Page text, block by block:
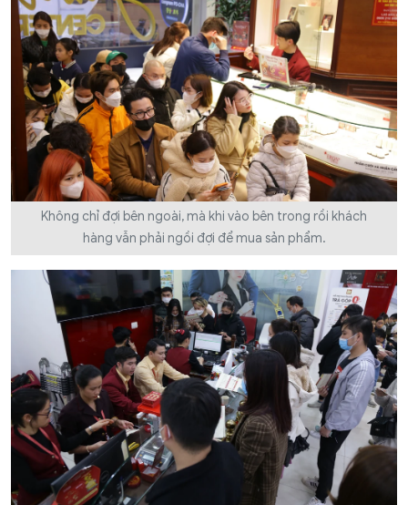
Không chỉ đợi bên ngoài, mà khi vào bên trong rồi khách
hàng vẫn phải ngồi đợi để mua sản phẩm.